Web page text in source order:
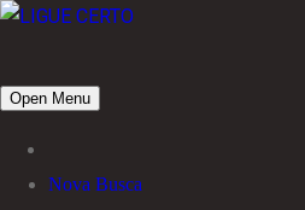
Open Menu
Nova Busca